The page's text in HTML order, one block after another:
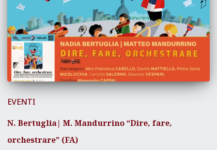
EVENTI
N. Bertuglia| M. Mandurrino “Dire, fare,
orchestrare” (FA)